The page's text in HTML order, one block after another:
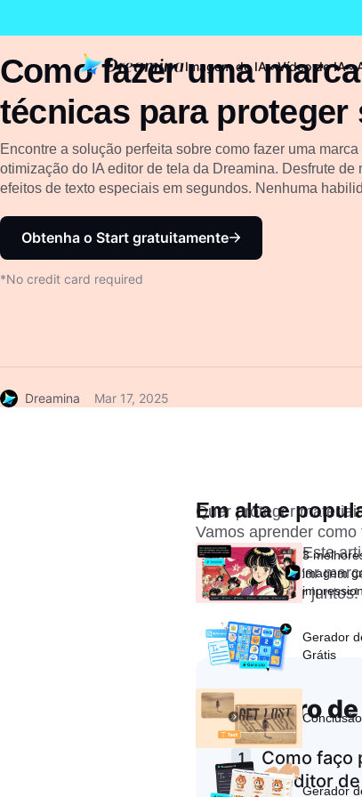
Imagem de IA Vídeo de IA
Como fazer uma
técnicas para proteger
Encontre a solução perfeita sobre como fazer uma
otimização do IA editor de tela da Dreamina. Desfrute
efeitos de texto especiais em segundos. Nenhuma
Obtenha o Start gratuitamente
*No credit card required
Dreamina Mar 17, 2025
Quer proteger
Vamos aprender
necessidades. Este
para personalizar
Vamos explorar juntos!
Quadro
Como faço
IA editor
Em alta e
3
imagem
Gerador
Grátis
Conclusão
Gerador